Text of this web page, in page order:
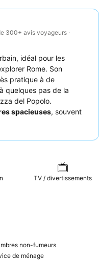
300+ avis voyageurs ·
idéal pour les
Rome. Son
pratique à de
quelques pas de la
del Popolo.
spacieuses, souvent
louent constamment
de demander une
TV / divertissements
non-fumeurs
de ménage